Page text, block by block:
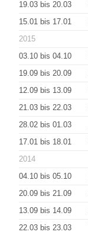
19.03 bis 20.03
15.01 bis 17.01
2015
03.10 bis 04.10
19.09 bis 20.09
12.09 bis 13.09
21.03 bis 22.03
28.02 bis 01.03
17.01 bis 18.01
2014
04.10 bis 05.10
20.09 bis 21.09
13.09 bis 14.09
22.03 bis 23.03